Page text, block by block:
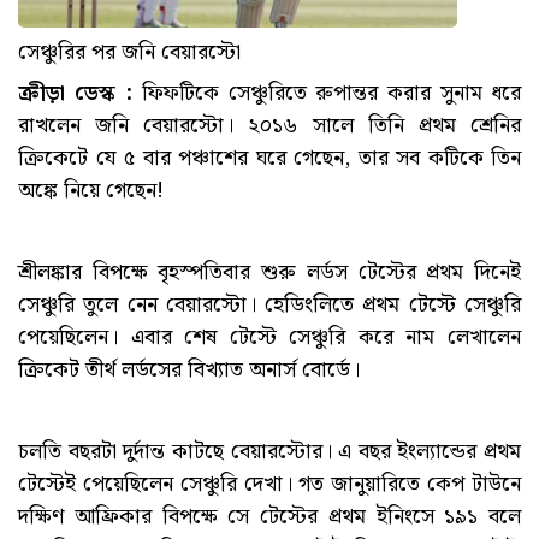
সেঞ্চুরির পর জনি বেয়ারস্টো
ক্রীড়া ডেস্ক : ফিফটিকে সেঞ্চুরিতে রুপান্তর করার সুনাম ধরে
রাখলেন জনি বেয়ারস্টো। ২০১৬ সালে তিনি প্রথম শ্রেনির
ক্রিকেটে যে ৫ বার পঞ্চাশের ঘরে গেছেন, তার সব কটিকে তিন
অঙ্কে নিয়ে গেছেন!
শ্রীলঙ্কার বিপক্ষে বৃহস্পতিবার শুরু লর্ডস টেস্টের প্রথম দিনেই
সেঞ্চুরি তুলে নেন বেয়ারস্টো। হেডিংলিতে প্রথম টেস্টে সেঞ্চুরি
পেয়েছিলেন। এবার শেষ টেস্টে সেঞ্চুরি করে নাম লেখালেন
ক্রিকেট তীর্থ লর্ডসের বিখ্যাত অনার্স বোর্ডে।
চলতি বছরটা দুর্দান্ত কাটছে বেয়ারস্টোর। এ বছর ইংল্যান্ডের প্রথম
টেস্টেই পেয়েছিলেন সেঞ্চুরি দেখা। গত জানুয়ারিতে কেপ টাউনে
দক্ষিণ আফ্রিকার বিপক্ষে সে টেস্টের প্রথম ইনিংসে ১৯১ বলে